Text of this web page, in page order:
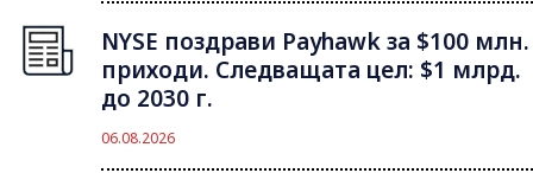
NYSE поздрави Payhawk за $100 млн.
приходи. Следващата цел: $1 млрд.
до 2030 г.
06.08.2026